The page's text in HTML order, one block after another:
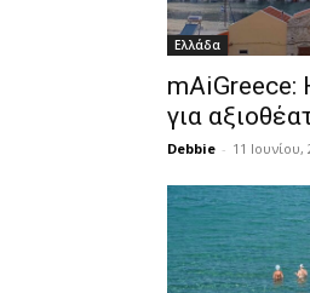
Ελλάδα
mAiGreece:
για
Debbie - 11 Ιουνίου,